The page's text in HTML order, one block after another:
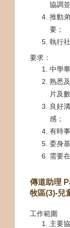
協調
推動
要；
執行
要求：
中學
熟悉
片及
良好
感；
有時
委身
需要
傳道助理
牧區(3)-兒
工作範圍
主要